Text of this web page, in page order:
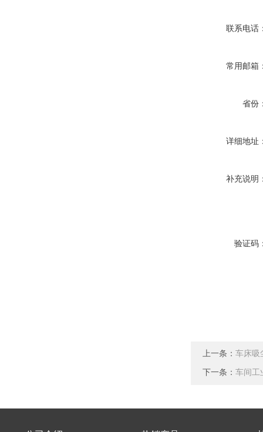
联系电话
常用邮箱
省份
详细地址
补充说明
验证码
上一条： 车床吸
下一条： 车间工